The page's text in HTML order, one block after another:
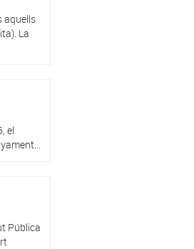
aquells
La
el
Pública